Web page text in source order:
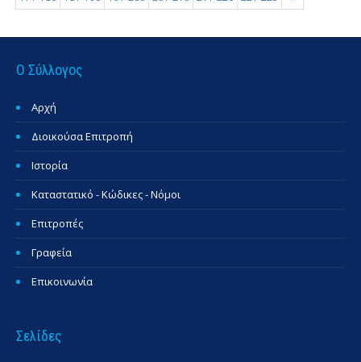
Ο Σύλλογος
Αρχή
Διοικούσα Επιτροπή
Ιστορία
Καταστατικό - Κώδικες - Νόμοι
Επιτροπές
Γραφεία
Επικοινωνία
Σελίδες